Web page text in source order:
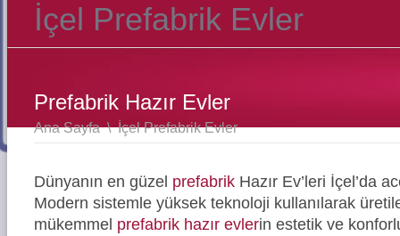
İçel Prefabrik Evler
Prefabrik Hazır Evler
Ana Sayfa \İçel Prefabrik Evler
Dünyanın en güzel prefabrik Hazır Ev’leri İçel’da
Modern sistemle yüksek teknoloji kullanılarak
mükemmel prefabrik hazır evlerin estetik ve